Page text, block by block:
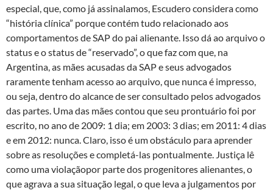
especial, que, como já assinalamos, Escudero considera como
“história clínica” porque contém tudo relacionado aos
comportamentos de SAP do pai alienante. Isso dá ao arquivo o
status e o status de “reservado”, o que faz com que, na
Argentina, as mães acusadas da SAP e seus advogados
raramente tenham acesso ao arquivo, que nunca é impresso,
ou seja, dentro do alcance de ser consultado pelos advogados
das partes. Uma das mães contou que seu prontuário foi por
escrito, no ano de 2009: 1 dia; em 2003: 3 dias; em 2011: 4 dias
e em 2012: nunca. Claro, isso é um obstáculo para aprender
sobre as resoluções e completá-las pontualmente. Justiça lê
como uma violaçãopor parte dos progenitores alienantes, o
que agrava a sua situação legal, o que leva a julgamentos por